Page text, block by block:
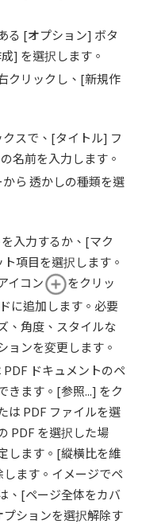
る [オプション] ボタ
] を選択します。
クリックし、[新規作
スで、[タイトル] フ
名前を入力します。
ら 透かしの種類を選
入力するか、[マク
項目を選択します。
イコン
をクリッ
に追加します。必要
、角度、スタイルな
ョンを変更します。
ドキュメントのペ
きます。[参照...] をク
は PDF ファイルを選
PDF を選択した場
します。[縱橫比を維
ます。イメージでペ
、[ページ全体をカバ
ションを選択解除す